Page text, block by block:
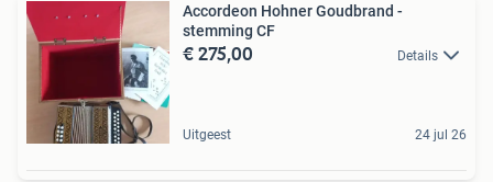
Accordeon Hohner Goudbrand -
stemming CF
€ 275,00 Details
Uitgeest 24 jul 26